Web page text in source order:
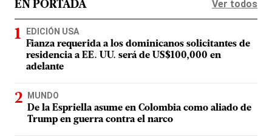
EN PORTADA Ver todos
EDICIÓN USA
Fianza requerida a los dominicanos solicitantes de
residencia a EE. UU. será de US$100,000 en
adelante
MUNDO
De la Espriella asume en Colombia como aliado de
Trump en guerra contra el narco